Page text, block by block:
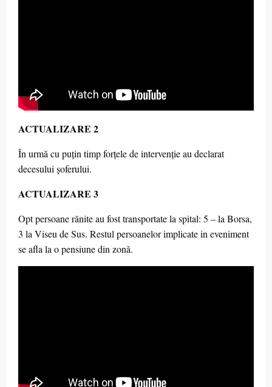
ACTUALIZARE 2
În urmă cu puțin timp forțele de intervenție au declarat
decesului șoferului.
ACTUALIZARE 3
Opt persoane rănite au fost transportate la spital: 5 – la Borsa,
3 la Viseu de Sus. Restul persoanelor implicate in eveniment
se afla la o pensiune din zonă.